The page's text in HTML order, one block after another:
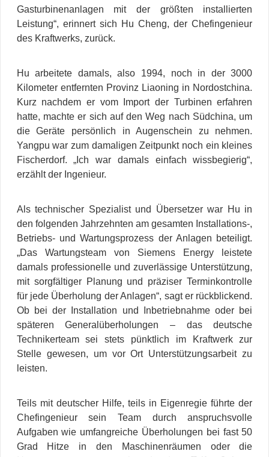
Gasturbinenanlagen mit der größten installierten
Leistung“, erinnert sich Hu Cheng, der Chefingenieur
des Kraftwerks, zurück.
Hu arbeitete damals, also 1994, noch in der 3000
Kilometer entfernten Provinz Liaoning in Nordostchina.
Kurz nachdem er vom Import der Turbinen erfahren
hatte, machte er sich auf den Weg nach Südchina, um
die Geräte persönlich in Augenschein zu nehmen.
Yangpu war zum damaligen Zeitpunkt noch ein kleines
Fischerdorf. „Ich war damals einfach wissbegierig“,
erzählt der Ingenieur.
Als technischer Spezialist und Übersetzer war Hu in
den folgenden Jahrzehnten am gesamten Installations-,
Betriebs- und Wartungsprozess der Anlagen beteiligt.
„Das Wartungsteam von Siemens Energy leistete
damals professionelle und zuverlässige Unterstützung,
mit sorgfältiger Planung und präziser Terminkontrolle
für jede Überholung der Anlagen“, sagt er rückblickend.
Ob bei der Installation und Inbetriebnahme oder bei
späteren Generalüberholungen – das deutsche
Technikerteam sei stets pünktlich im Kraftwerk zur
Stelle gewesen, um vor Ort Unterstützungsarbeit zu
leisten.
Teils mit deutscher Hilfe, teils in Eigenregie führte der
Chefingenieur sein Team durch anspruchsvolle
Aufgaben wie umfangreiche Überholungen bei fast 50
Grad Hitze in den Maschinenräumen oder die